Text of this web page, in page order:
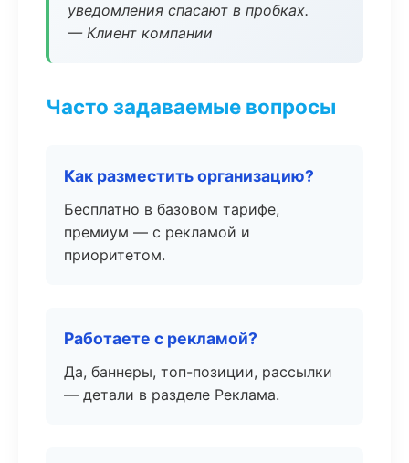
уведомления спасают в пробках.
— Клиент компании
Часто задаваемые вопросы
Как разместить организацию?
Бесплатно в базовом тарифе,
премиум — с рекламой и
приоритетом.
Работаете с рекламой?
Да, баннеры, топ-позиции, рассылки
— детали в разделе Реклама.